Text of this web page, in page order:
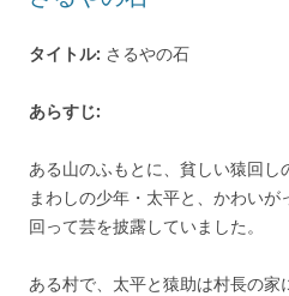
タイトル: さるやの石
あらすじ:
ある山のふもとに、貧しい猿回し
まわしの少年・太平と、かわい
回って芸を披露していました。
ある村で、太平と猿助は村長の家